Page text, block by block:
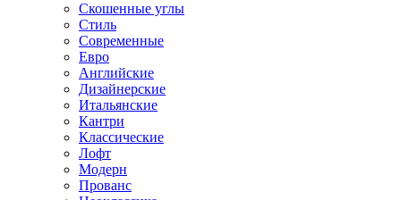
Скошенные углы
Стиль
Современные
Евро
Английские
Дизайнерские
Итальянские
Кантри
Классические
Лофт
Модерн
Прованс